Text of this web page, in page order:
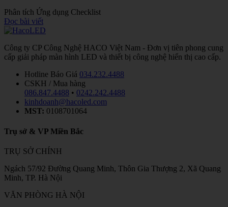
Phân tích Ứng dụng Checklist
Đọc bài viết
Công ty CP Công Nghệ HACO Việt Nam - Đơn vị tiên phong cung
cấp giải pháp màn hình LED và thiết bị công nghệ hiển thị cao cấp.
Hotline Báo Giá 034.232.4488
CSKH / Mua hàng
086.847.4488 • 0242.242.4488
kinhdoanh@hacoled.com
MST: 0108701064
Trụ sở & VP Miền Bắc
TRỤ SỞ CHÍNH
Ngách 57/92 Đường Quang Minh, Thôn Gia Thượng 2, Xã Quang
Minh, TP. Hà Nội
VĂN PHÒNG HÀ NỘI